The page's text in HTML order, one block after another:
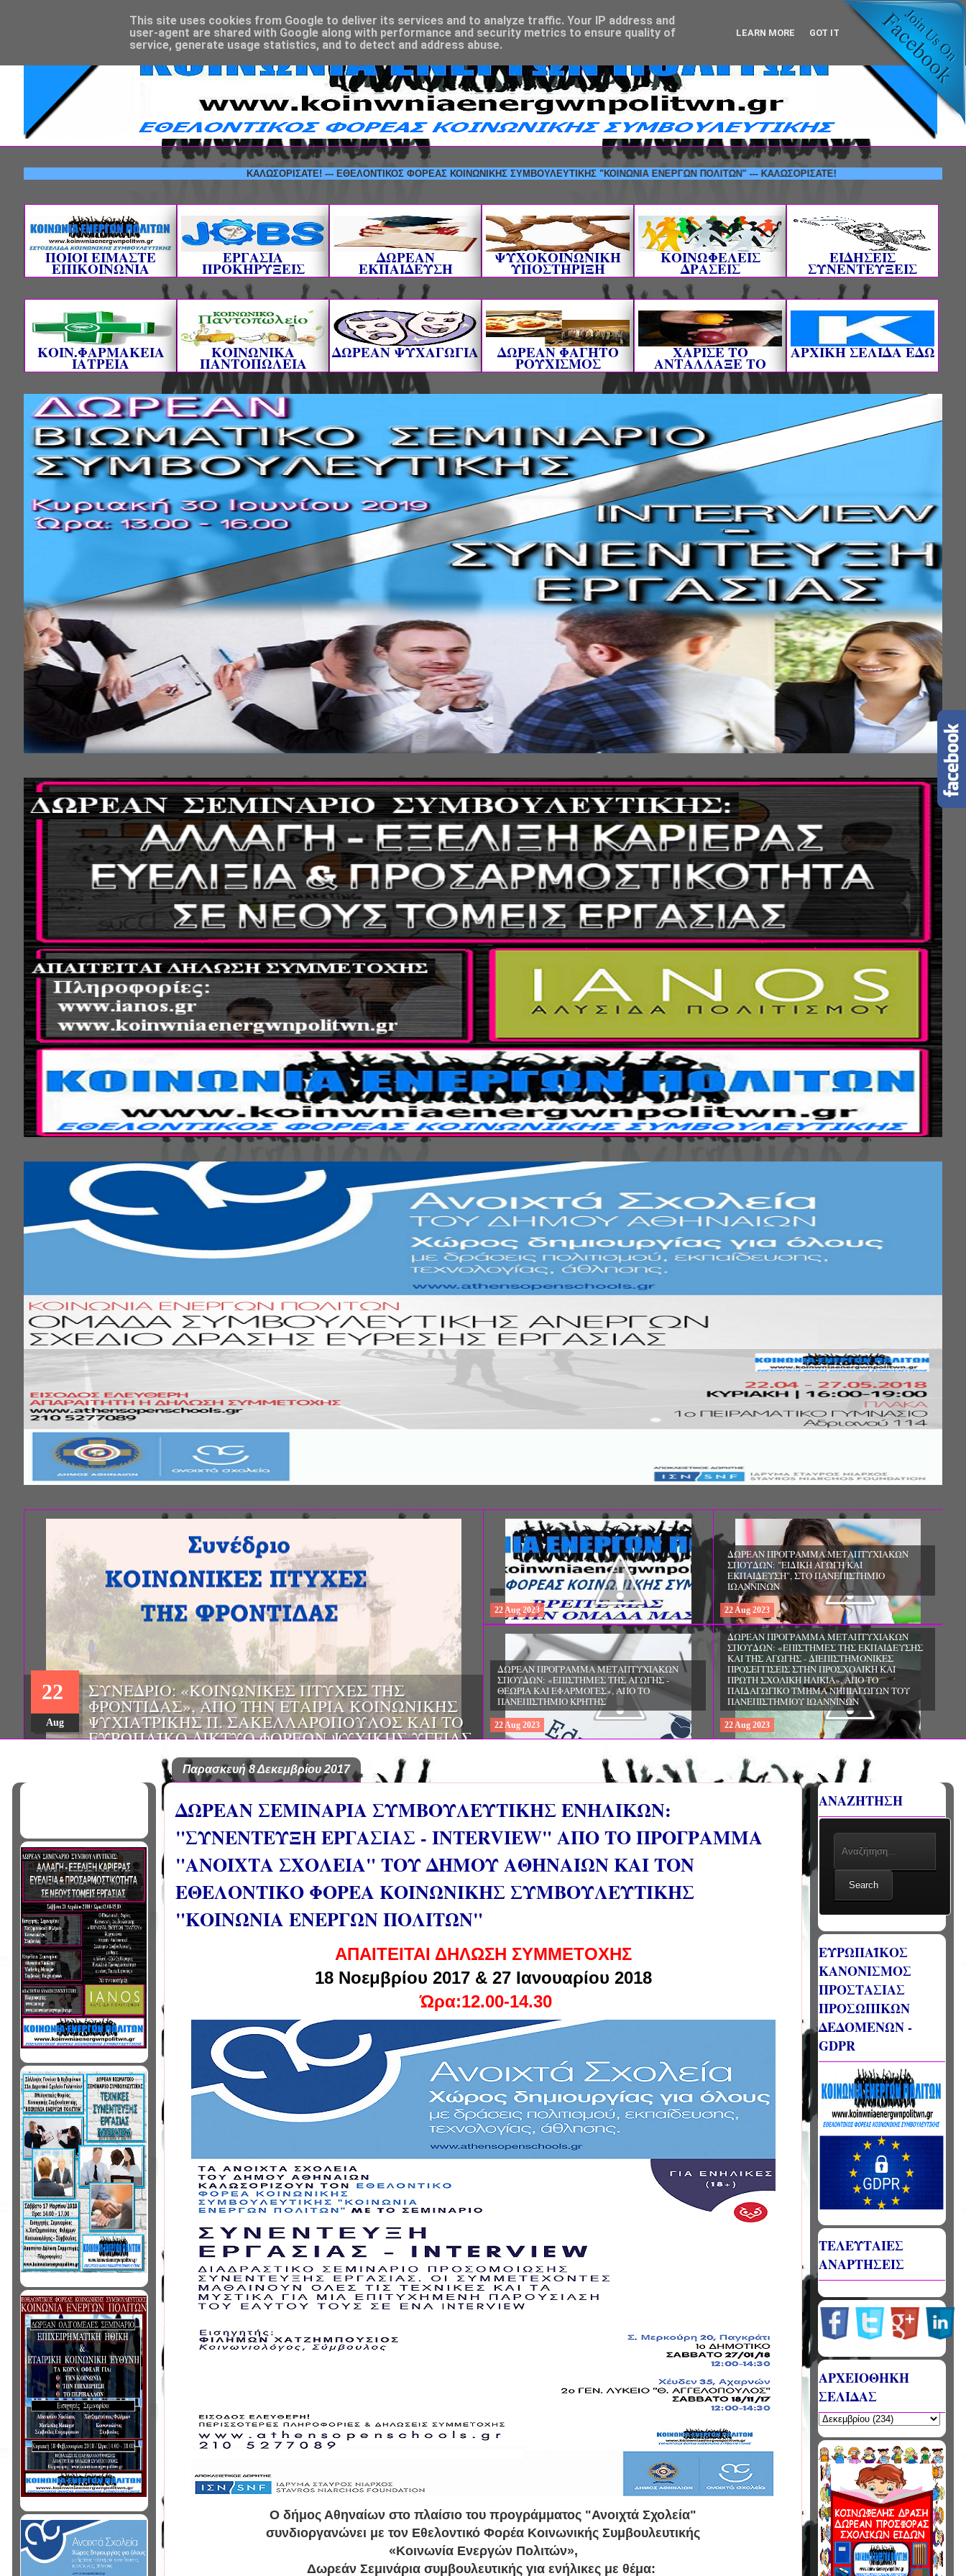
ΚΑΛΩΣΟΡΙΣΑΤΕ! --- ΕΘΕΛΟΝΤΙΚΟΣ ΦΟΡΕΑΣ ΚΟΙΝΩΝΙΚΗΣ ΣΥΜΒΟΥΛΕΥΤΙΚΗΣ "ΚΟΙΝΩΝΙΑ ΕΝΕΡΓΩΝ ΠΟΛΙΤΩΝ" --- ΚΑΛΩΣΟΡΙΣΑΤΕ!
ΠΟΙΟΙ ΕΙΜΑΣΤΕ
ΕΠΙΚΟΙΝΩΝΙΑ
ΕΡΓΑΣΙΑ
ΠΡΟΚΗΡΥΞΕΙΣ
ΔΩΡΕΑΝ
ΕΚΠΑΙΔΕΥΣΗ
ΨΥΧΟΚΟΙΝΩΝΙΚΗ
ΥΠΟΣΤΗΡΙΞΗ
ΚΟΙΝΩΦΕΛΕΙΣ
ΔΡΑΣΕΙΣ
ΕΙΔΗΣΕΙΣ
ΣΥΝΕΝΤΕΥΞΕΙΣ
ΚΟΙΝ.ΦΑΡΜΑΚΕΙΑ
ΙΑΤΡΕΙΑ
ΚΟΙΝΩΝΙΚΑ
ΠΑΝΤΟΠΩΛΕΙΑ
ΔΩΡΕΑΝ ΨΥΧΑΓΩΓΙΑ ΔΩΡΕΑΝ ΦΑΓΗΤΟ
ΡΟΥΧΙΣΜΟΣ
ΧΑΡΙΣΕ ΤΟ
ΑΝΤΑΛΛΑΞΕ ΤΟ
AΡΧΙΚΗ ΣΕΛΙΔΑ ΕΔΩ
ΗΜΕΡΙΔΑ: "ΠΡΟΒΛΗΜΑΤΙΣΜΟΙ & ΔΙΛΗΜΜΑΤΑ
ΠΟΥ ΑΝΤΙΜΕΤΩΠΙΖΕΙ ΚΑΘΗΜΕΡΙΝΑ O
ΠΑΘΟΛΟΓΟΣ", ΑΠΟ ΤΗΝ ΕΤΑΙΡΕΙΑ
ΠΑΘΟΛΟΓΙΑΣ ΒΟΡΕΙΟΔΥΤΙΚΗΣ ΕΛΛΑΔΟΣ ΚΑΙ
ΤΙΣ Α' & Β' ΠΑΝΕΠΙΣΤΗΜΙΑΚΕΣ ΠΑΘΟΛΟΓΙΚΕΣ
ΚΛΙΝΙΚΕΣ ΠΓΝΙ
01
Mar
ΣΥΝΕΔΡΙΟ: «ΚΟΙΝΩΝΙΚΕΣ ΠΤΥΧΕΣ ΤΗΣ
ΦΡΟΝΤΙΔΑΣ», ΑΠΟ ΤΗΝ ΕΤΑΙΡΙΑ ΚΟΙΝΩΝΙΚΗΣ
ΨΥΧΙΑΤΡΙΚΗΣ Π. ΣΑΚΕΛΛΑΡΟΠΟΥΛΟΣ ΚΑΙ ΤΟ
EΥΡΩΠΑΪΚΟ ΔΙΚΤΥΟ ΦΟΡΕΩΝ ΨΥΧΙΚΗΣ
ΥΓΕΙΑΣ ΑSKLEPIOS
22Aug 2023 22Aug 2023
ΔΩΡΕΑΝ ΠΡΟΓΡΑΜΜΑ ΜΕΤΑΠΤΥΧΙΑΚΩΝ
ΣΠΟΥΔΩΝ: "ΕΙΔΙΚΗ ΑΓΩΓΗ ΚΑΙ
ΕΚΠΑΙΔΕΥΣΗ", ΣΤΟ ΠΑΝΕΠΙΣΤΗΜΙΟ
ΙΩΑΝΝΙΝΩΝ
22Aug 2023
ΔΩΡΕΑΝ ΠΡΟΓΡΑΜΜΑ ΜΕΤΑΠΤΥΧΙΑΚΩΝ
ΣΠΟΥΔΩΝ: «ΕΠΙΣΤΗΜΕΣ ΤΗΣ ΑΓΩΓΗΣ -
ΘΕΩΡΙΑ ΚΑΙ ΕΦΑΡΜΟΓΕΣ», ΑΠΟ ΤΟ
ΠΑΝΕΠΙΣΤΗΜΙΟ ΚΡΗΤΗΣ
22Aug 2023
Παρασκευή 8 Δεκεμβρίου 2017
ΔΩΡΕΑΝ ΣΕΜΙΝΑΡΙΑ ΣΥΜΒΟΥΛΕΥΤΙΚΗΣ ΕΝΗΛΙΚΩΝ:
"ΣΥΝΕΝΤΕΥΞΗ ΕΡΓΑΣΙΑΣ - INTERVIEW" ΑΠΟ ΤΟ ΠΡΟΓΡΑΜΜΑ
"ΑΝΟΙΧΤΑ ΣΧΟΛΕΙΑ" ΤΟΥ ΔΗΜΟΥ ΑΘΗΝΑΙΩΝ ΚΑΙ ΤΟΝ
ΕΘΕΛΟΝΤΙΚΟ ΦΟΡΕΑ ΚΟΙΝΩΝΙΚΗΣ ΣΥΜΒΟΥΛΕΥΤΙΚΗΣ
"ΚΟΙΝΩΝΙΑ ΕΝΕΡΓΩΝ ΠΟΛΙΤΩΝ"
ΑΠΑΙΤΕΙΤΑΙ ΔΗΛΩΣΗ ΣΥΜΜΕΤΟΧΗΣ
18 Νοεμβρίου 2017 & 27 Ιανουαρίου 2018
Ώρα:12.00-14.30
Ο δήμος Αθηναίων στο πλαίσιο του προγράμματος "Ανοιχτά Σχολεία"
συνδιοργανώνει με τον Eθελοντικό Φορέα Κοινωνικής Συμβουλευτικής
«Κοινωνία Ενεργών Πολιτών»,
Δωρεάν Σεμινάρια συμβουλευτικής για ενήλικες με θέμα:
ΑΝΑΖΗΤΗΣΗ
Search
ΕΥΡΩΠΑΪΚΟΣ
ΚΑΝΟΝΙΣΜΟΣ
ΠΡΟΣΤΑΣΙΑΣ
ΠΡΟΣΩΠΙΚΩΝ
ΔΕΔΟΜΕΝΩΝ -
GDPR
ΤΕΛΕΥΤΑΙΕΣ
ΑΝΑΡΤΗΣΕΙΣ
ΑΡΧΕΙΟΘΗΚΗ
ΣΕΛΙΔΑΣ
This site uses cookies from Google to deliver its services and to analyze traffic. Your IP address and
user-agent are shared with Google along with performance and security metrics to ensure quality of
service, generate usage statistics, and to detect and address abuse.
LEARN MORE GOT IT